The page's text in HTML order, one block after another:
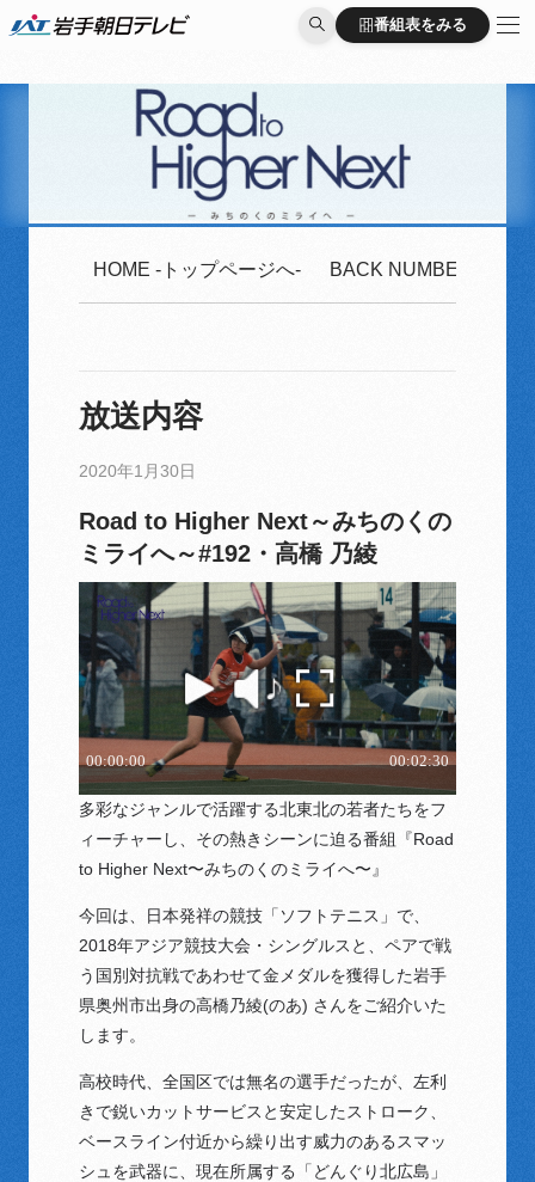
番組表をみる
番組表をみる
HOME -トップページへ- BACK NUMBER -2020
放送内容
2020年1月30日
Road to Higher Next～みちのくの
ミライへ～#192・高橋 乃綾
多彩なジャンルで活躍する北東北の若者たちをフ
ィーチャーし、その熱きシーンに迫る番組『Road
to Higher Next〜みちのくのミライへ〜』
今回は、日本発祥の競技「ソフトテニス」で、
2018年アジア競技大会・シングルスと、ペアで戦
う国別対抗戦であわせて金メダルを獲得した岩手
県奥州市出身の高橋乃綾(のあ) さんをご紹介いた
します。
高校時代、全国区では無名の選手だったが、左利
きで鋭いカットサービスと安定したストローク、
ベースライン付近から繰り出す威力のあるスマッ
シュを武器に、現在所属する「どんぐり北広島」